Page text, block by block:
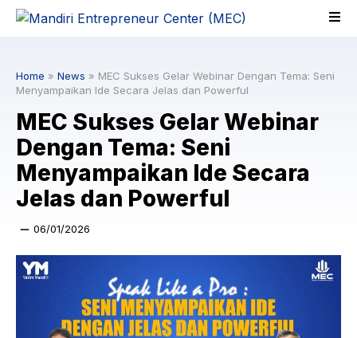
Skip
Home » News » MEC Sukses Gelar Webinar Dengan Tema: Seni
Menyampaikan Ide Secara Jelas dan Powerful
MEC Sukses Gelar Webinar
Dengan Tema: Seni
Menyampaikan Ide Secara
Jelas dan Powerful
06/01/2026